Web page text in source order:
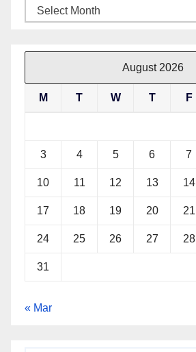
Archives
August 2026
M T W T F
3 4 5 6 7
10 11 12 13 14
17 18 19 20 21
24 25 26 27 28
31
« Mar